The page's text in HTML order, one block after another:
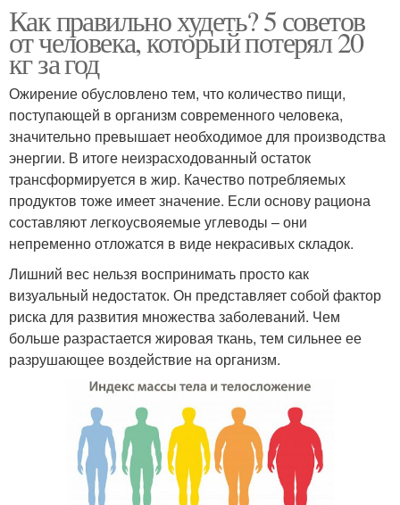
Как правильно худеть? 5 советов
от человека, который потерял 20
кг за год
Ожирение обусловлено тем, что количество пищи,
поступающей в организм современного человека,
значительно превышает необходимое для производства
энергии. В итоге неизрасходованный остаток
трансформируется в жир. Качество потребляемых
продуктов тоже имеет значение. Если основу рациона
составляют легкоусвояемые углеводы – они
непременно отложатся в виде некрасивых складок.
Лишний вес нельзя воспринимать просто как
визуальный недостаток. Он представляет собой фактор
риска для развития множества заболеваний. Чем
больше разрастается жировая ткань, тем сильнее ее
разрушающее воздействие на организм.